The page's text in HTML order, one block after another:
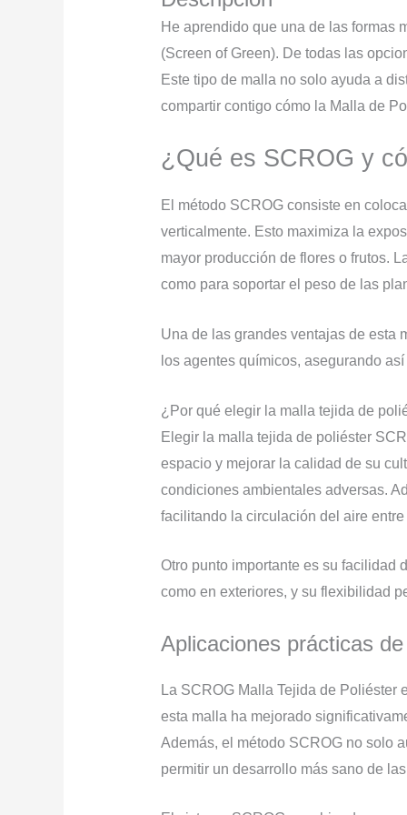
He aprendido que una de las formas
(Screen of Green). De todas las
Este tipo de malla no solo ayuda a
compartir contigo cómo la Malla de
¿Qué es SCROG y
El método SCROG consiste en
verticalmente. Esto maximiza la
mayor producción de flores o frutos.
como para soportar el peso de las
Una de las grandes ventajas de esta
los agentes químicos, asegurando
¿Por qué elegir la malla tejida de
Elegir la malla tejida de poliéster
espacio y mejorar la calidad de su
condiciones ambientales adversas.
facilitando la circulación del aire entre
Otro punto importante es su facilidad
como en exteriores, y su flexibilidad
Aplicaciones prácticas
La SCROG Malla Tejida de Poliéster
esta malla ha mejorado
Además, el método SCROG no solo
permitir un desarrollo más sano de